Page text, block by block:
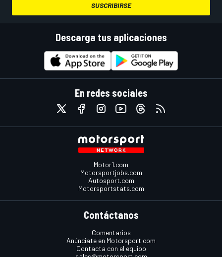
SUSCRIBIRSE
Descarga tus aplicaciones
En redes sociales
Motor1.com
Motorsportjobs.com
Autosport.com
Motorsportstats.com
Contáctanos
Comentarios
Anúnciate en Motorsport.com
Contacta con el equipo